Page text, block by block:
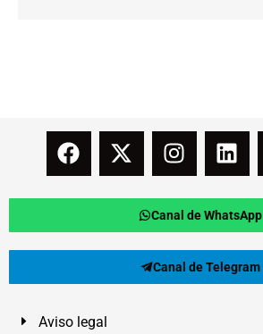
Canal de WhatsApp
Canal de Telegram
Aviso legal